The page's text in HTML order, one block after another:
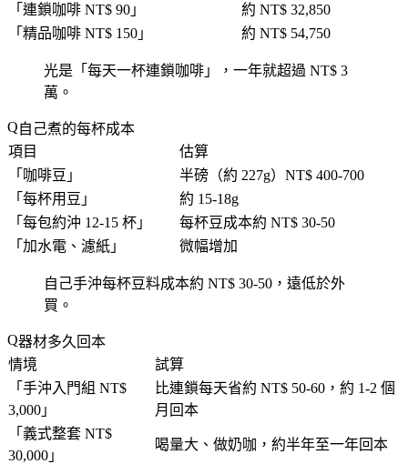
「 連鎖咖啡 NT$ 90 」
約 NT$ 32,850
「 精品咖啡 NT$ 150 」 約 NT$ 54,750
光是「 每天一杯連鎖咖啡 」，一年就超過 NT$ 3
萬。
自己煮的每杯成本
項目
估算
「 咖啡豆 」
半磅（約 227g）NT$ 400-700
「 每杯用豆 」
約 15-18g
「 每包約沖 12-15 杯 」
每杯豆成本約 NT$ 30-50
「 加水電、濾紙 」 微幅增加
自己手沖每杯豆料成本約 NT$ 30-50，遠低於外
買。
器材多久回本
情境
試算
「 手沖入門組 NT$
3,000 」
比連鎖每天省約 NT$ 50-60，約 1-2 個
月回本
「 義式整套 NT$
30,000 」
喝量大、做奶咖，約半年至一年回本